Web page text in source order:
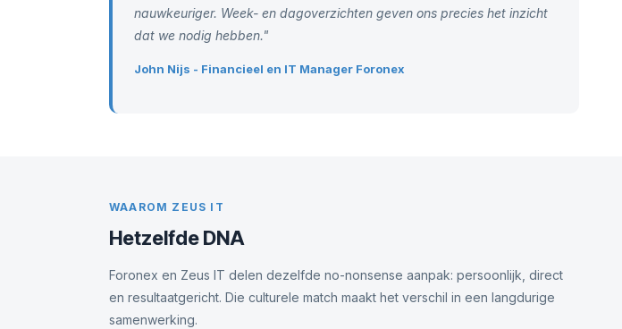
nauwkeuriger. Week- en dagoverzichten geven ons precies het inzicht
dat we nodig hebben."
John Nijs - Financieel en IT Manager Foronex
WAAROM ZEUS IT
Hetzelfde DNA
Foronex en Zeus IT delen dezelfde no-nonsense aanpak: persoonlijk, direct
en resultaatgericht. Die culturele match maakt het verschil in een langdurige
samenwerking.